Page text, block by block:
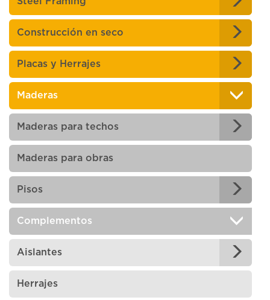
Construcción en seco
Placas y Herrajes
Maderas
Maderas para techos
Maderas para obras
Pisos
Complementos
Aislantes
Herrajes